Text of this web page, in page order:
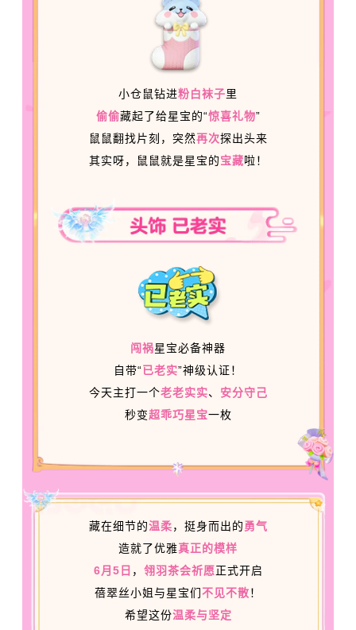
小仓鼠钻进粉白袜子里
偷偷藏起了给星宝的“惊喜礼物”
鼠鼠翻找片刻，突然再次探出头来
其实呀，鼠鼠就是星宝的宝藏啦！
闯祸星宝必备神器
自带“已老实”神级认证！
今天主打一个老老实实、 安分守己
秒变超乖巧星宝一枚
藏在细节的温柔，挺身而出的勇气
造就了优雅真正的模样
6月5日 ， 翎羽茶会祈愿正式开启
蓓翠丝小姐与星宝们不见不散！
希望这份温柔与坚定